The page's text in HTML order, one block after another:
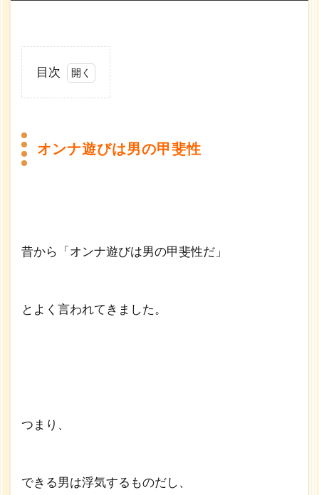
目次
1
ナ
斐
オンナ遊びは男の甲斐性
昔から「オンナ遊びは男の甲斐性だ」
とよく言われてきました。
つまり、
できる男は浮気するものだし、